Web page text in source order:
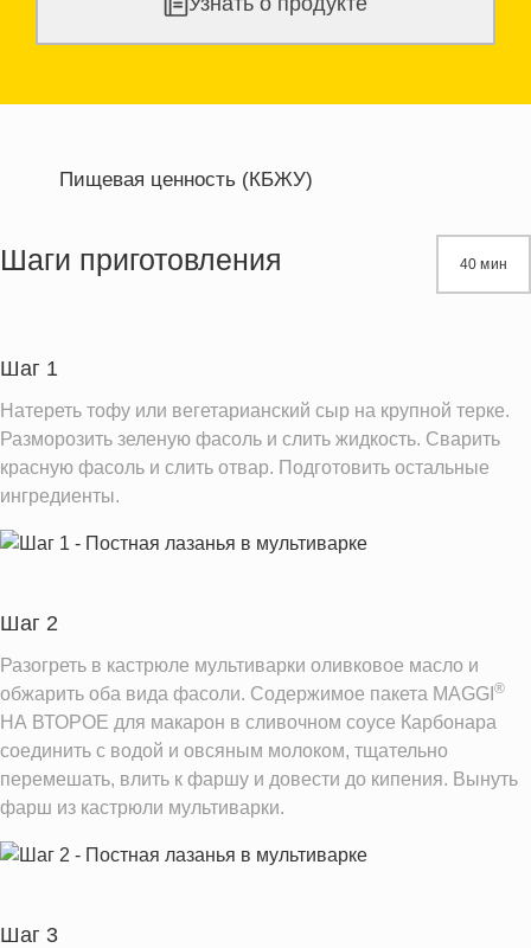
Пищевая ценность (КБЖУ)
Жиры
Информация для одной порции
Шаги приготовления 40 мин
Шаг 1
Натереть тофу или вегетарианский сыр на крупной терке.
Разморозить зеленую фасоль и слить жидкость. Сварить
красную фасоль и слить отвар. Подготовить остальные
ингредиенты.
Шаг 2
Разогреть в кастрюле мультиварки оливковое масло и
обжарить оба вида фасоли. Содержимое пакета MAGGI ®
НА ВТОРОЕ для макарон в сливочном соусе Карбонара
соединить с водой и овсяным молоком, тщательно
перемешать, влить к фаршу и довести до кипения. Вынуть
фарш из кастрюли мультиварки.
Шаг 3